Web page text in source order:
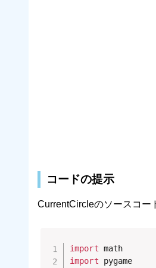
コードの提示
CurrentCircleのソースコー
import
import